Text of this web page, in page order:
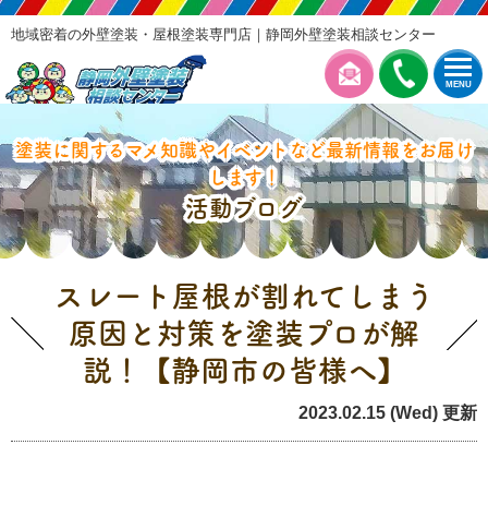
MENU
地域密着の外壁塗装・屋根塗装専門店｜静岡外壁塗装相談センター
塗装に関するマメ知識やイベントなど最新情報をお届け
します！
活動ブログ
スレート屋根が割れてしまう
原因と対策を塗装プロが解
説！【静岡市の皆様へ】
2023.02.15 (Wed) 更新